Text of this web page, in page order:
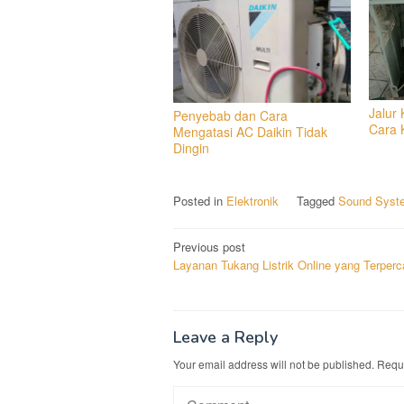
Penyebab dan Cara
Mengatasi AC Daikin Tidak
Dingin
Jalur
Cara
Posted in Elektronik Tagged Sound
Post
navigation
Previous post
Layanan Tukang Listrik Online yang
Leave a Reply
Your email address will not be published.